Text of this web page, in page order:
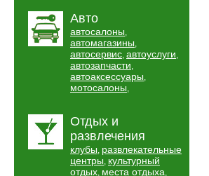
Авто
автосалоны,
автомагазины,
автосервис, автоуслуги,
автозапчасти,
автоаксессуары,
мотосалоны,
Отдых и
развлечения
клубы, развлекательные
центры, культурный
отдых, места отдыха,